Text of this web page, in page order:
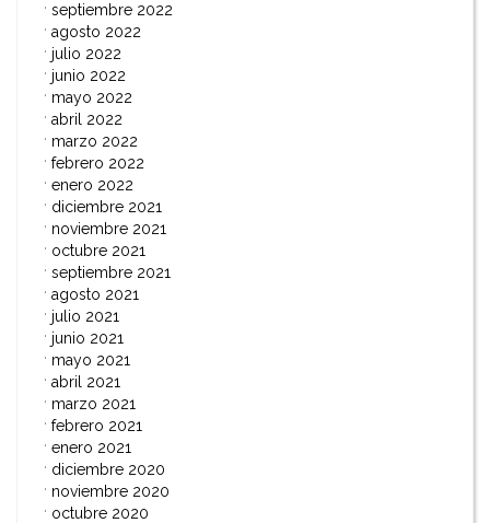
septiembre 2022
agosto 2022
julio 2022
junio 2022
mayo 2022
abril 2022
marzo 2022
febrero 2022
enero 2022
diciembre 2021
noviembre 2021
octubre 2021
septiembre 2021
agosto 2021
julio 2021
junio 2021
mayo 2021
abril 2021
marzo 2021
febrero 2021
enero 2021
diciembre 2020
noviembre 2020
octubre 2020